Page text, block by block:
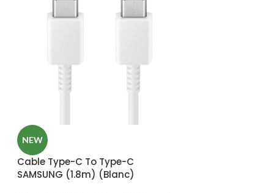
NEW
Cable Type-C To Type-C
SAMSUNG (1.8m) (Blanc)